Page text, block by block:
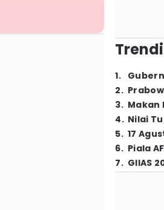
1.
2.
3. Makan
4. Nilai
5. 17
6. Piala
7. GIIAS